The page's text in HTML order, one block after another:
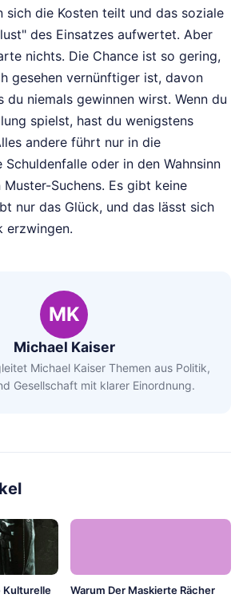
sich die Kosten teilt und das soziale
des Einsatzes aufwertet. Aber
nichts. Die Chance ist so gering,
gesehen vernünftiger ist, davon
du niemals gewinnen wirst. Wenn du
spielst, hast du wenigstens
andere führt nur in die
Schuldenfalle oder in den Wahnsinn
Suchens. Es gibt keine
nur das Glück, und das lässt sich
erzwingen.
MK
Michael Kaiser
Michael Kaiser Themen aus Politik,
Gesellschaft mit klarer Einordnung.
Kulturelle Warum Der Maskierte Rächer